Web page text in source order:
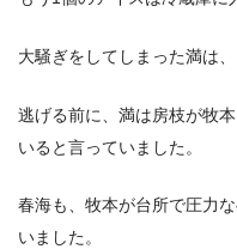
大騒ぎをしてしまった満は
逃げる前に、満は房枝が牧
いると言っていました。
春海も、牧本が台所で圧力
いました。